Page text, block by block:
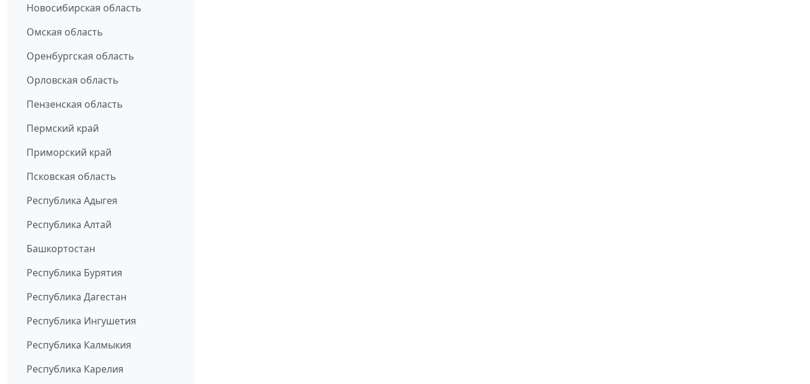
Новосибирская область
Омская область
Оренбургская область
Орловская область
Пензенская область
Пермский край
Приморский край
Псковская область
Республика Адыгея
Республика Алтай
Башкортостан
Республика Бурятия
Республика Дагестан
Республика Ингушетия
Республика Калмыкия
Республика Карелия